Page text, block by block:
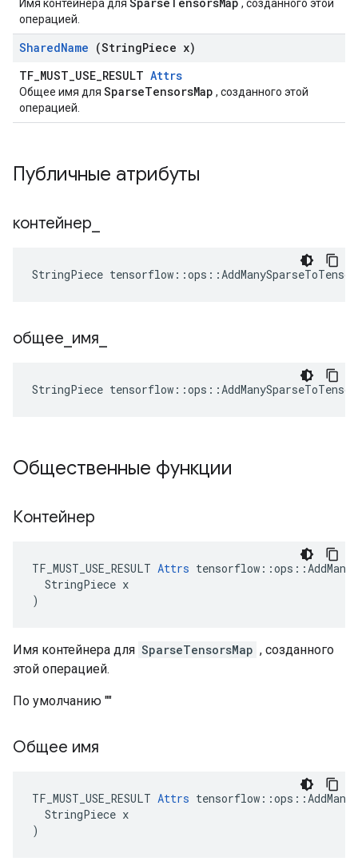
Имя контейнера для
, созданного этой
операцией.
SharedName (StringPiece x)
TF_MUST_USE_RESULT Attrs
Общее имя для SparseTensorsMap , созданного этой
операцией.
Публичные атрибуты
контейнер
StringPiece
общее имя
StringPiece
Общественные функции
Контейнер
TF_MUST_USE_RESULT Attrs
  StringPiece x
)
Имя контейнера для SparseTensorsMap , созданного
этой операцией.
По умолчанию ""
Общее имя
TF_MUST_USE_RESULT Attrs
  StringPiece x
)